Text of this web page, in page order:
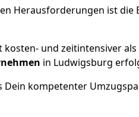
Herausforderungen ist die
kosten- und zeitintensiver
in Ludwigsburg
Dein kompetenter